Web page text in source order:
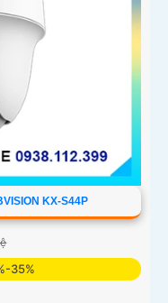
KX-S44P
35%